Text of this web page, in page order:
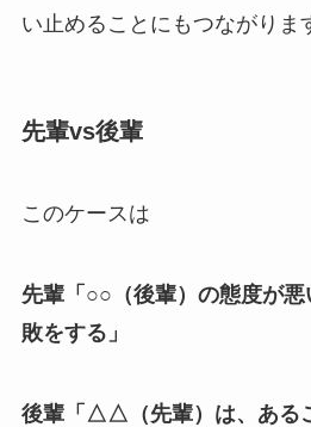
い止めることにもつながりま
先輩vs後輩
このケースは
先輩「○○（後輩）の態度が
敗をする」
後輩「△△（先輩）は、ある